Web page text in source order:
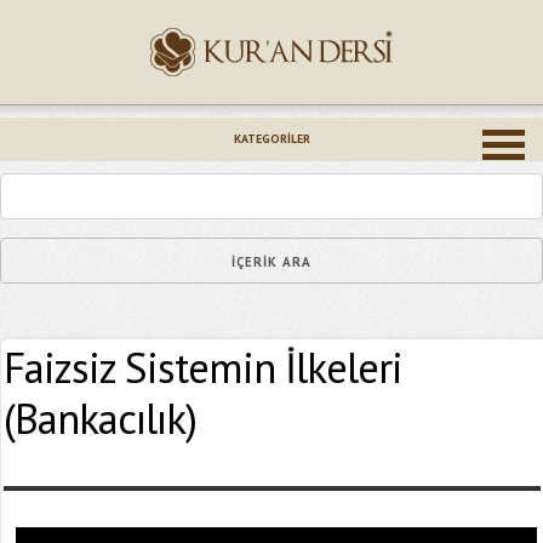
KATEGORILER
Faizsiz Sistemin İlkeleri
(Bankacılık)
Epostanız (*)
Yaşadığınız Hatanın Ayrıntıları